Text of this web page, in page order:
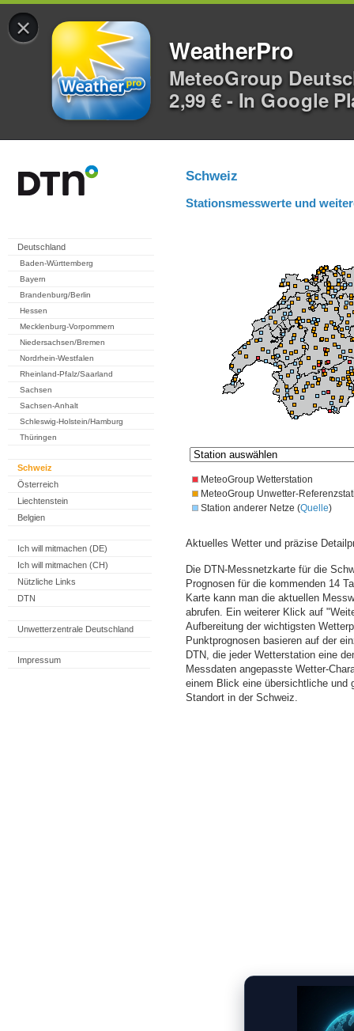
×
WeatherPro
MeteoGroup
2,99 € - In Google
Deutschland
Baden-Württemberg
Bayern
Brandenburg/Berlin
Hessen
Mecklenburg-Vorpommern
Niedersachsen/Bremen
Nordrhein-Westfalen
Rheinland-Pfalz/Saarland
Sachsen
Sachsen-Anhalt
Schleswig-Holstein/Hamburg
Thüringen
Schweiz
Österreich
Liechtenstein
Belgien
Ich will mitmachen (DE)
Ich will mitmachen (CH)
Nützliche Links
DTN
Unwetterzentrale Deutschland
Impressum
Schweiz
Stationsmesswerte und
MeteoGroup Wetterstation
MeteoGroup Unwetter-
Station anderer Netze (Quelle)
Aktuelles Wetter und präzise
Die DTN-Messnetzkarte für die
Prognosen für die kommenden 14
Karte kann man die aktuellen
abrufen. Ein weiterer Klick auf
Aufbereitung der wichtigsten
Punktprognosen basieren auf der
DTN, die jeder Wetterstation eine
Messdaten angepasste Wetter-
einem Blick eine übersichtliche und
Standort in der Schweiz.